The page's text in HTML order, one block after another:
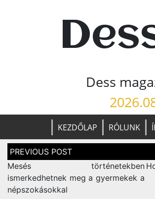
Dess
KEZDŐLAP RÓLUNK
Bejegyzés
navigáció
Mesés történetekben
ismerkedhetnek meg a gyermekek a
népszokásokkal